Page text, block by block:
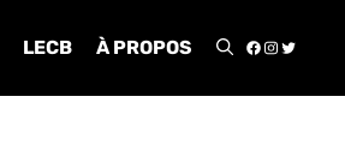
LECB À PROPOS